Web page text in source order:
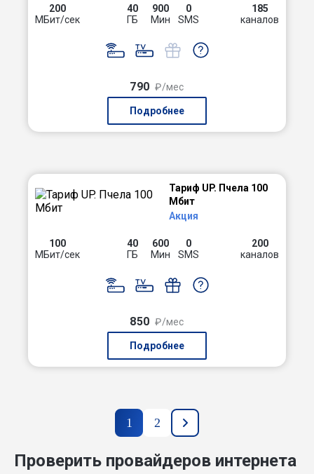
200
МБит/сек
40
ГБ
900
Мин
0
SMS
185
каналов
790 ₽/мес
Подробнее
Тариф UP. Пчела 100
Мбит
Акция
100
МБит/сек
40
ГБ
600
Мин
0
SMS
200
каналов
850 ₽/мес
Подробнее
1 2
Проверить провайдеров интернета